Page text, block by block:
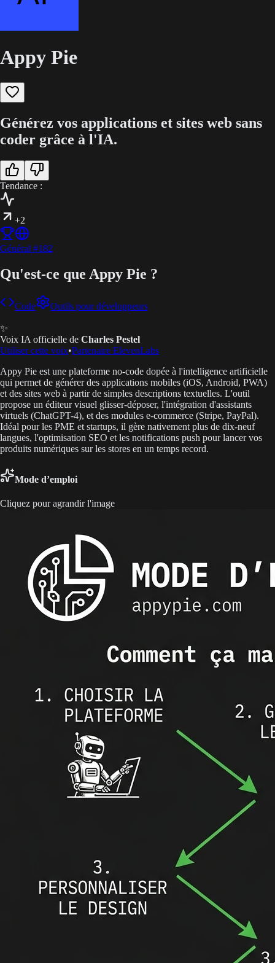
Appy Pie
Générez vos applications et sites web sans
coder grâce à l'IA.
Tendance :
+2
Général #182
Qu'est-ce que Appy Pie ?
Code Outils pour développeurs
✨
Voix IA officielle de Charles Pestel
Utiliser cette voix•Partenaire ElevenLabs
Appy Pie est une plateforme no-code dopée à l'intelligence artificielle
qui permet de générer des applications mobiles (iOS, Android, PWA)
et des sites web à partir de simples descriptions textuelles. L'outil
propose un éditeur visuel glisser-déposer, l'intégration d'assistants
virtuels (ChatGPT-4), et des modules e-commerce (Stripe, PayPal).
Idéal pour les PME et startups, il gère nativement plus de dix-neuf
langues, l'optimisation SEO et les notifications push pour lancer vos
produits numériques sur les stores en un temps record.
Mode d’emploi
Cliquez pour agrandir l'image